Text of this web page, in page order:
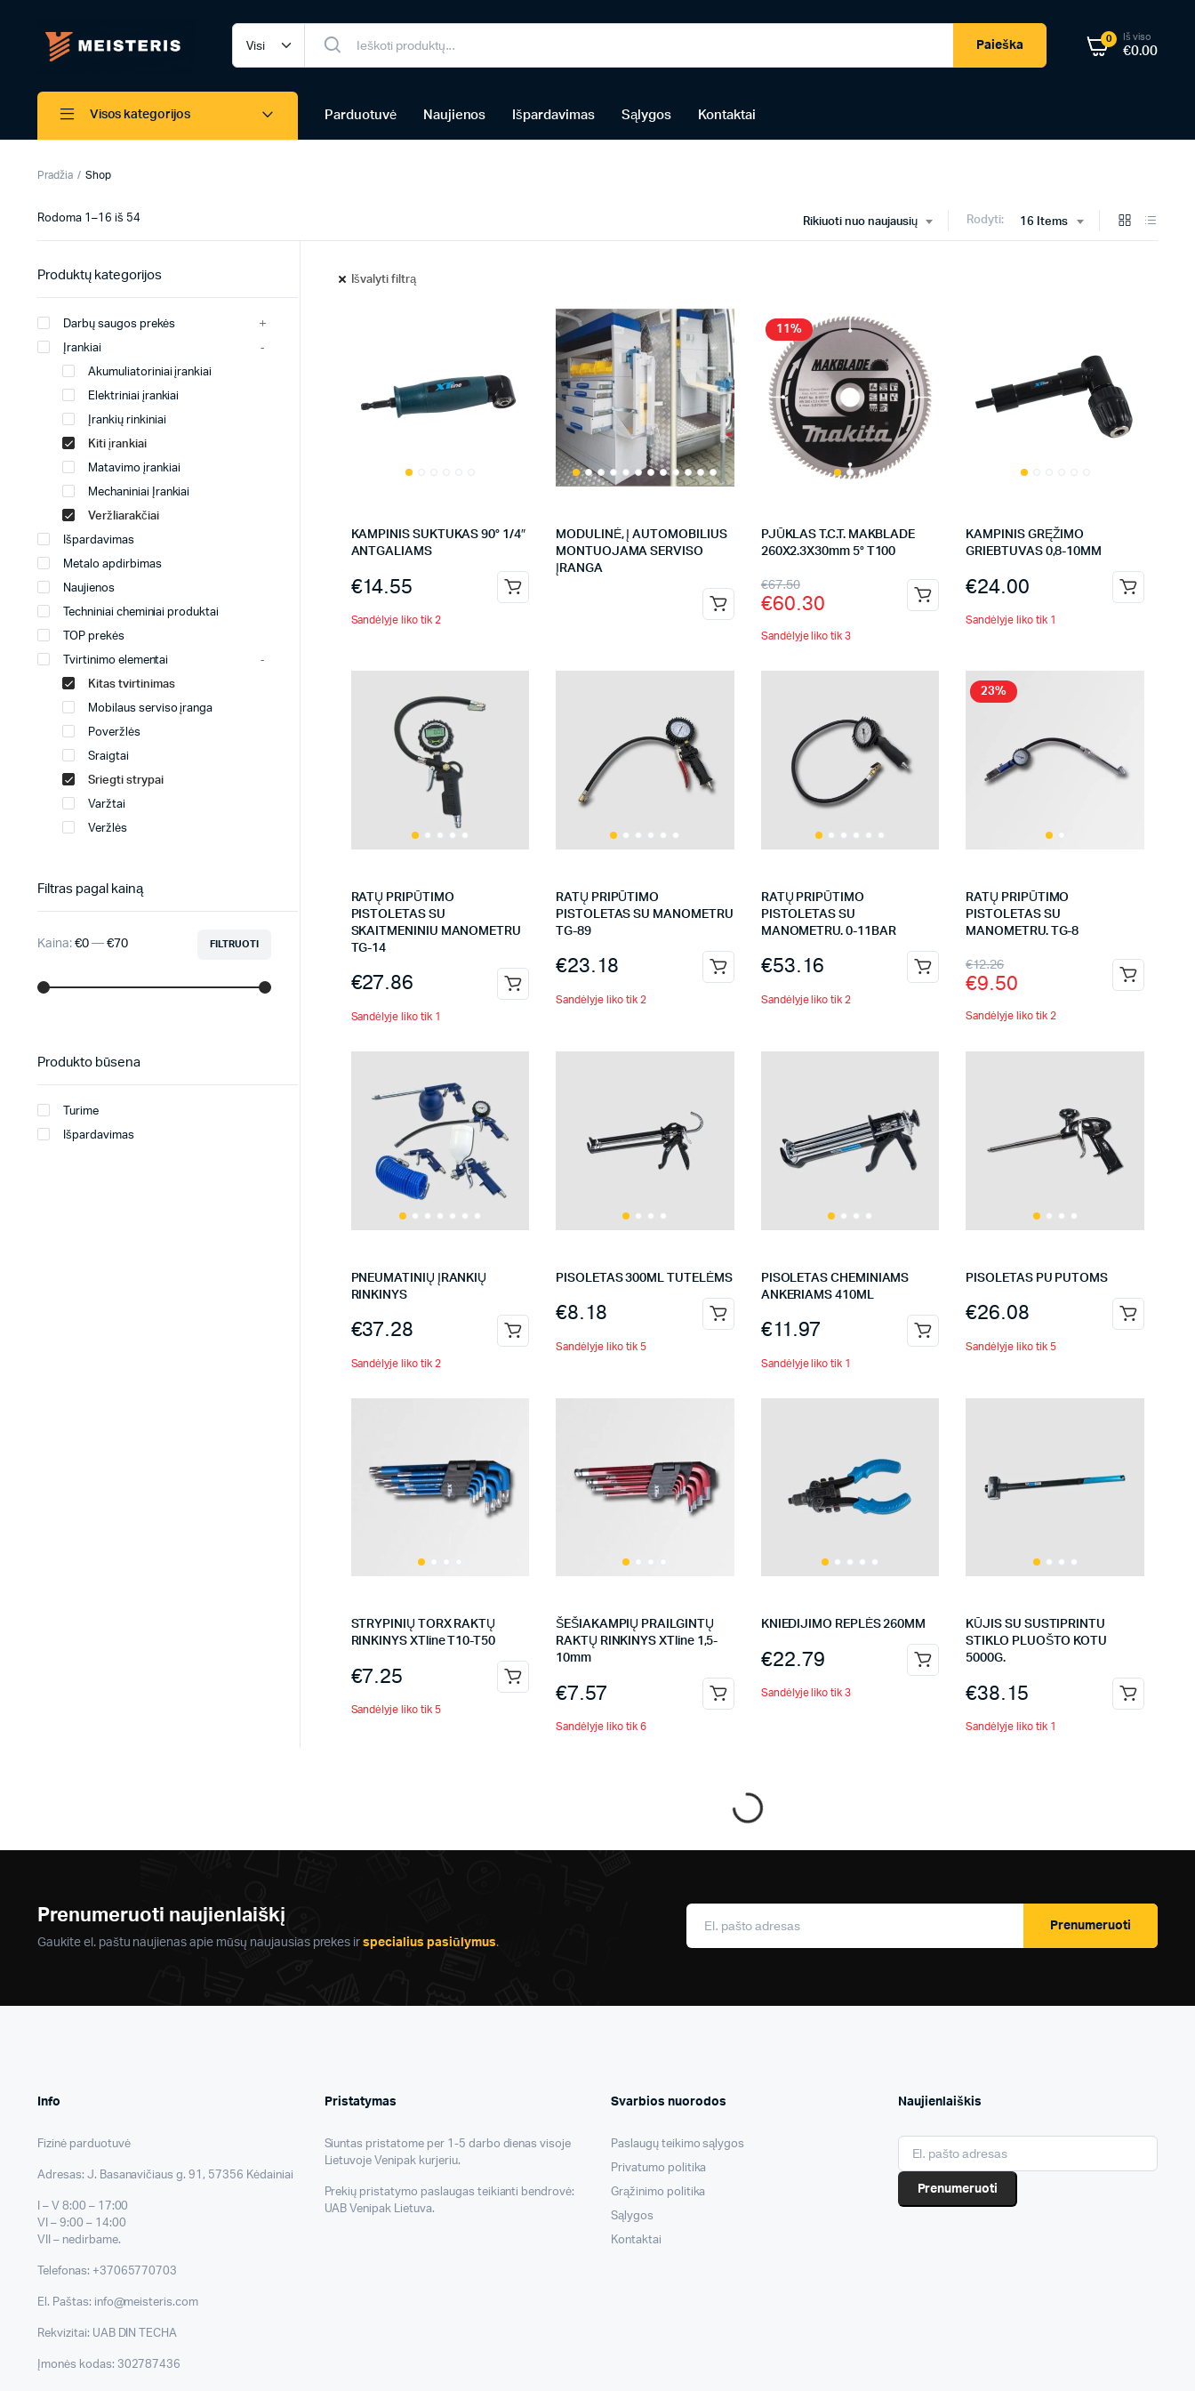
Paieška 0 Iš viso
€0.00
Visos kategorijos Parduotuvė Naujienos Išpardavimas Sąlygos Kontaktai
Pradžia Shop
Rikiuoti nuo naujausių Rodyti: 16 Items
Rodoma 1–16 iš 54
Išvalyti filtrą
KAMPINIS SUKTUKAS 90° 1/4″
ANTGALIAMS
€14.55
Sandėlyje liko tik 2
MODULINĖ, Į AUTOMOBILIUS
MONTUOJAMA SERVISO
ĮRANGA
11%
PJŪKLAS T.C.T. MAKBLADE
260X2.3X30mm 5° T100
€67.50
€60.30
Sandėlyje liko tik 3
KAMPINIS GRĘŽIMO
GRIEBTUVAS 0,8-10MM
€24.00
Sandėlyje liko tik 1
RATŲ PRIPŪTIMO
PISTOLETAS SU
SKAITMENINIU MANOMETRU
TG-14
€27.86
Sandėlyje liko tik 1
RATŲ PRIPŪTIMO
PISTOLETAS SU MANOMETRU
TG-89
€23.18
Sandėlyje liko tik 2
RATŲ PRIPŪTIMO
PISTOLETAS SU
MANOMETRU. 0-11BAR
€53.16
Sandėlyje liko tik 2
23%
RATŲ PRIPŪTIMO
PISTOLETAS SU
MANOMETRU. TG-8
€12.26
€9.50
Sandėlyje liko tik 2
PNEUMATINIŲ ĮRANKIŲ
RINKINYS
€37.28
Sandėlyje liko tik 2
PISOLETAS 300ML TUTELĖMS
€8.18
Sandėlyje liko tik 5
PISOLETAS CHEMINIAMS
ANKERIAMS 410ML
€11.97
Sandėlyje liko tik 1
PISOLETAS PU PUTOMS
€26.08
Sandėlyje liko tik 5
STRYPINIŲ TORX RAKTŲ
RINKINYS XTline T10-T50
€7.25
Sandėlyje liko tik 5
ŠEŠIAKAMPIŲ PRAILGINTŲ
RAKTŲ RINKINYS XTline 1,5-
10mm
€7.57
Sandėlyje liko tik 6
KNIEDIJIMO REPLĖS 260MM
€22.79
Sandėlyje liko tik 3
KŪJIS SU SUSTIPRINTU
STIKLO PLUOŠTO KOTU
5000G.
€38.15
Sandėlyje liko tik 1
Produktų kategorijos
Darbų saugos prekės
Įrankiai
Akumuliatoriniai įrankiai
Elektriniai įrankiai
Įrankių rinkiniai
Kiti įrankiai
Matavimo įrankiai
Mechaniniai Įrankiai
Veržliarakčiai
Išpardavimas
Metalo apdirbimas
Naujienos
Techniniai cheminiai produktai
TOP prekės
Tvirtinimo elementai
Kitas tvirtinimas
Mobilaus serviso įranga
Poveržlės
Sraigtai
Sriegti strypai
Varžtai
Veržlės
Filtras pagal kainą
FILTRUOTI
Kaina: €0— €70
Produkto būsena
Turime
Išpardavimas
Prenumeruoti naujienlaiškį
Gaukite el. paštu naujienas apie mūsų naujausias prekes irspecialius pasiūlymus.
Prenumeruoti
Info
Fizinė parduotuvė
Adresas: J. Basanavičiaus g. 91, 57356 Kėdainiai
I – V 8:00 – 17:00
VI – 9:00 – 14:00
VII – nedirbame.
Telefonas: +37065770703
El. Paštas: info@meisteris.com
Rekvizitai: UAB DIN TECHA
Įmonės kodas: 302787436
Pristatymas
Siuntas pristatome per 1-5 darbo dienas visoje
Lietuvoje Venipak kurjeriu.
Prekių pristatymo paslaugas teikianti bendrovė:
UAB Venipak Lietuva.
Svarbios nuorodos
Paslaugų teikimo sąlygos
Privatumo politika
Grąžinimo politika
Sąlygos
Kontaktai
Naujienlaiškis
Prenumeruoti